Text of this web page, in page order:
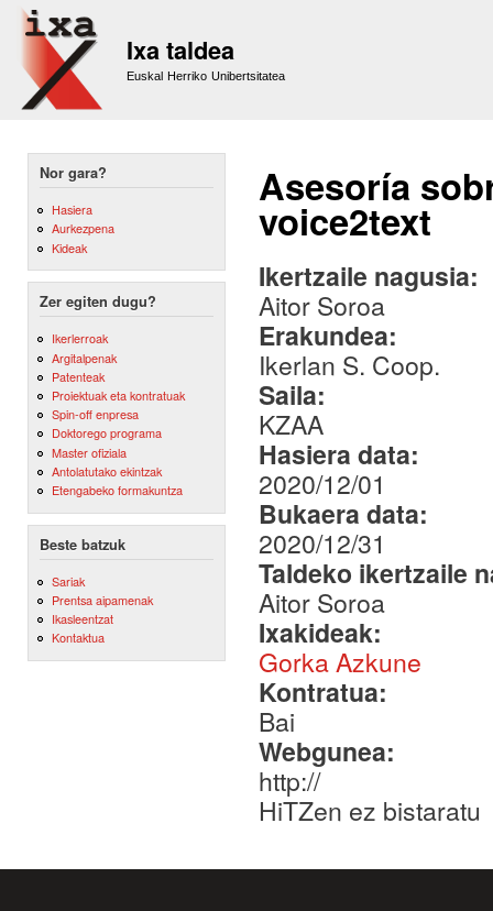
Ixa taldea
Euskal Herriko Unibertsitatea
Nor gara?
Hasiera
Aurkezpena
Kideak
Zer egiten dugu?
Ikerlerroak
Argitalpenak
Patenteak
Proiektuak eta kontratuak
Spin-off enpresa
Doktorego programa
Master ofiziala
Antolatutako ekintzak
Etengabeko formakuntza
Beste batzuk
Sariak
Prentsa aipamenak
Ikasleentzat
Kontaktua
Asesoría
voice2text
Ikertzaile nagusia:
Aitor Soroa
Erakundea:
Ikerlan S. Coop.
Saila:
KZAA
Hasiera data:
2020/12/01
Bukaera data:
2020/12/31
Taldeko ikertzaile
Aitor Soroa
Ixakideak:
Gorka Azkune
Kontratua:
Bai
Webgunea:
http://
HiTZen ez bistaratu